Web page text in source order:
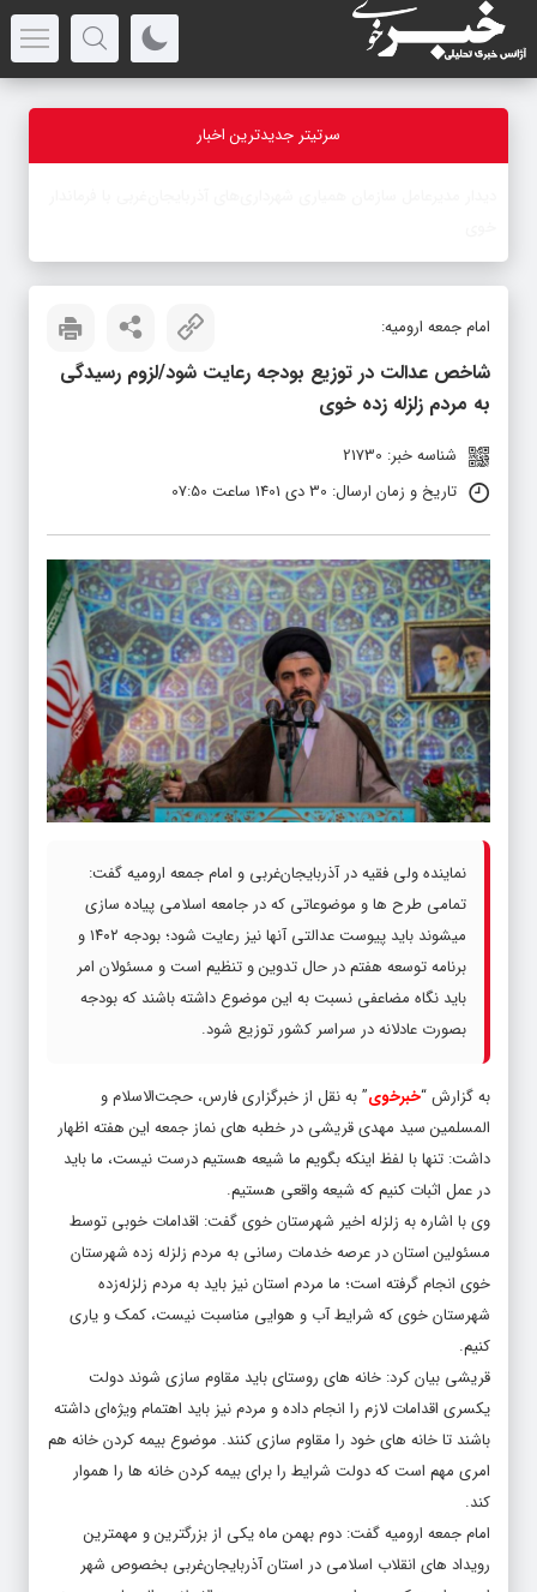
سرتیتر جدیدترین اخبار
شاخص عدالت در توزیع بودجه رعایت شود/لزوم رسیدگی
به مردم زلزله زده خوی
شناسه خبر: 21730
تاریخ و زمان ارسال: 30 دی 1401 ساعت 07:50
تمامی طرح ها و موضوعاتی که در جامعه اسلامی پیاده سازی
میشوند باید پیوست عدالتی آنها نیز رعایت شود؛ بودجه ۱۴۰۲ و
برنامه توسعه هفتم در حال تدوین و تنظیم است و مسئولان امر
باید نگاه مضاعفی نسبت به این موضوع داشته باشند که بودجه
بصورت عادلانه در سراسر کشور توزیع شود.
به گزارش “
المسلمین سید مهدی قریشی در خطبه های نماز جمعه این هفته اظهار
داشت: تنها با لفظ اینکه بگویم ما شیعه هستیم درست نیست، ما باید
در عمل اثبات کنیم که شیعه واقعی هستیم.
وی با اشاره به زلزله اخیر شهرستان خوی گفت: اقدامات خوبی توسط
مسئولین استان در عرصه خدمات رسانی به مردم زلزله زده شهرستان
خوی انجام گرفته است؛ ما مردم استان نیز باید به مردم زلزله‌زده
شهرستان خوی که شرایط آب و هوایی مناسبت نیست، کمک و یاری
کنیم.
قریشی بیان کرد: خانه های روستای باید مقاوم سازی شوند دولت
یکسری اقدامات لازم را انجام داده و مردم نیز باید اهتمام ویژه‌ای داشته
باشند تا خانه های خود را مقاوم سازی کنند. موضوع بیمه کردن خانه هم
امری مهم است که دولت شرایط را برای بیمه کردن خانه ها را هموار
کند.
امام جمعه ارومیه گفت: دوم بهمن ماه یکی از بزرگترین و مهمترین
رویداد های انقلاب اسلامی در استان آذربایجان‌غربی بخصوص شهر
ارومیه است که مردم ارومیه به رهبری حجت‌الاسلام و المسلمین حسنی